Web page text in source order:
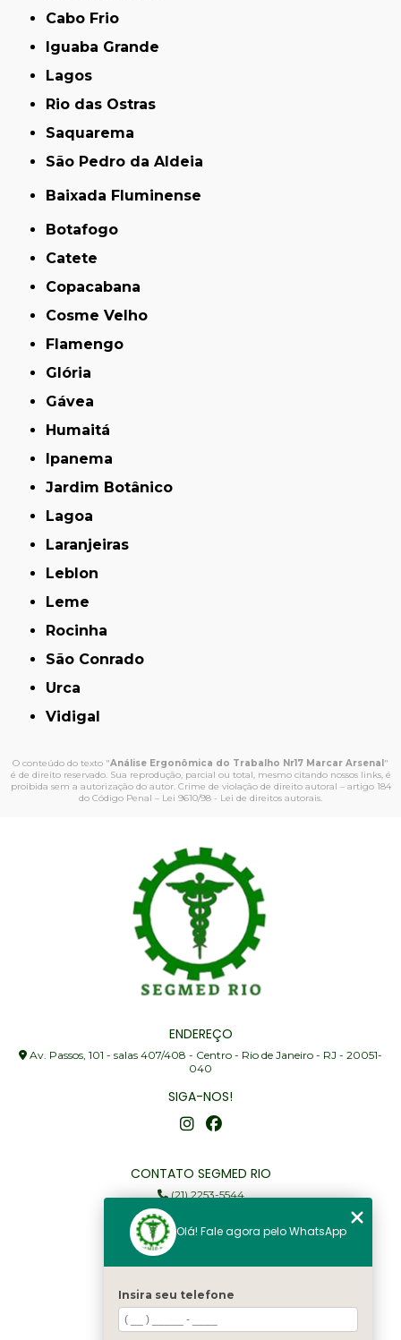
Cabo Frio
Iguaba Grande
Lagos
Rio das Ostras
Saquarema
São Pedro da Aldeia
Baixada Fluminense
Botafogo
Catete
Copacabana
Cosme Velho
Flamengo
Glória
Gávea
Humaitá
Ipanema
Jardim Botânico
Lagoa
Laranjeiras
Leblon
Leme
Rocinha
São Conrado
Urca
Vidigal
O conteúdo do texto "Análise Ergonômica do Trabalho Nr17 Marcar Arsenal "
é de direito reservado. Sua reprodução, parcial ou total, mesmo citando nossos links, é
proibida sem a autorização do autor. Crime de violação de direito autoral – artigo 184
do Código Penal – Lei 9610/98 - Lei de direitos autorais.
ENDEREÇO
Av. Passos, 101 - salas 407/408 - Centro - Rio de Janeiro - RJ - 20051-
040
SIGA-NOS!
CONTATO SEGMED RIO
(21) 2253-5544
(21) 97905-3352
segmed@segmedrio.com.br
Home
Institucional
Olá! Fale agora pelo WhatsApp
Insira seu telefone